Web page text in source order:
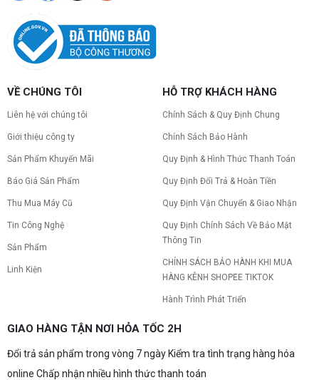
VỀ CHÚNG TÔI
Liên hệ với chúng tôi
Giới thiệu công ty
Sản Phẩm Khuyến Mãi
Báo Giá Sản Phẩm
Thu Mua Máy Cũ
Tin Công Nghệ
Sản Phẩm
Linh Kiện
HỖ TRỢ KHÁCH HÀNG
Chính Sách & Quy Định Chung
Chính Sách Bảo Hành
Quy Định & Hình Thức Thanh Toán
Quy Định Đổi Trả & Hoàn Tiền
Quy Định Vận Chuyển & Giao Nhận
Quy Định Chính Sách Về Bảo Mật
Thông Tin
CHÍNH SÁCH BẢO HÀNH KHI MUA
HÀNG KÊNH SHOPEE TIKTOK
Hành Trình Phát Triển
GIAO HÀNG TẬN NƠI HỎA TỐC 2H
Đổi trả sản phẩm trong vòng 7 ngày Kiểm tra tình trạng hàng hóa
online Chấp nhận nhiều hình thức thanh toán